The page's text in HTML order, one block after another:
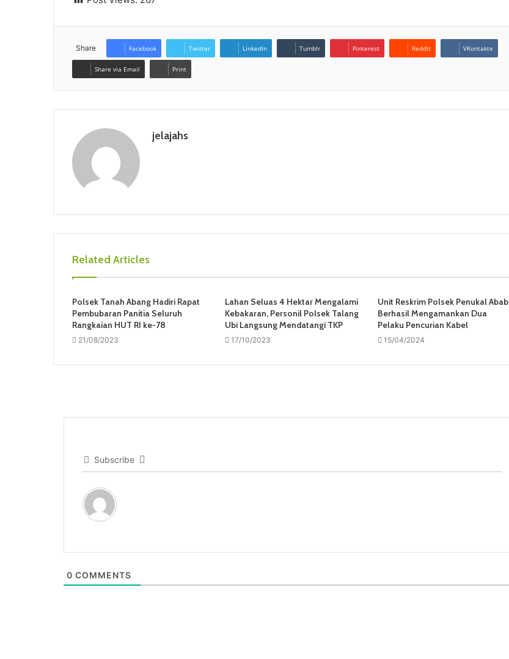
Share Facebook Twitter LinkedIn Tumblr Pinterest Reddit VKontakte
Share via Email Print
jelajahs
Related Articles
Polsek Tanah Abang Hadiri Rapat
Pembubaran Panitia Seluruh
Rangkaian HUT RI ke-78
21/08/2023
Lahan Seluas 4 Hektar Mengalami
Kebakaran, Personil Polsek Talang
Ubi Langsung Mendatangi TKP
17/10/2023
Unit Reskrim Polsek Penukal Abab
Berhasil Mengamankan Dua
Pelaku Pencurian Kabel
15/04/2024
Subscribe
0 COMMENTS